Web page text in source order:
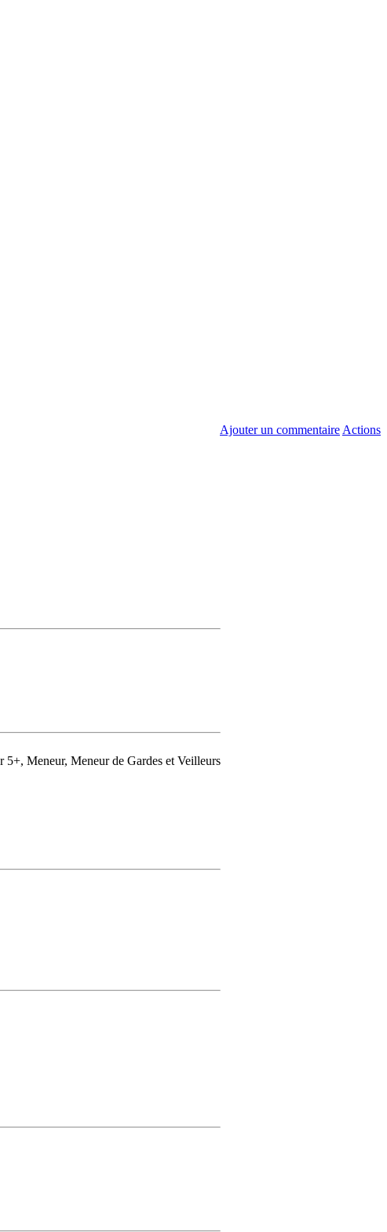
Ajouter un commentaire Actions
Meneur, Meneur de Gardes et Veilleurs